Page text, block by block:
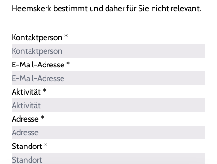
Heemskerk bestimmt und daher für Sie nicht relevant.
Kontaktperson *
E-Mail-Adresse *
Aktivität *
Adresse *
Standort *